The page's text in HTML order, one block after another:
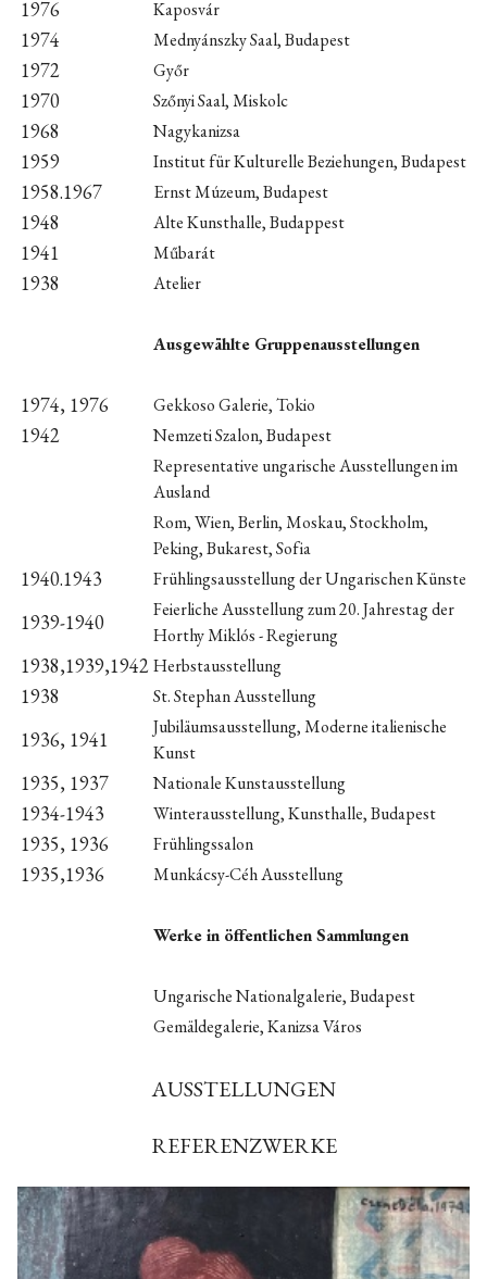
1976 Kaposvár
1974 Mednyánszky Saal, Budapest
1972 Győr
1970 Szőnyi Saal, Miskolc
1968 Nagykanizsa
1959 Institut für Kulturelle Beziehungen, Budapest
1958.1967 Ernst Múzeum, Budapest
1948 Alte Kunsthalle, Budappest
1941 Műbarát
1938 Atelier
Ausgewählte Gruppenausstellungen
1974, 1976 Gekkoso Galerie, Tokio
1942
Nemzeti Szalon, Budapest
Representative ungarische Ausstellungen im
Ausland
Rom, Wien, Berlin, Moskau, Stockholm,
Peking, Bukarest, Sofia
1940.1943 Frühlingsausstellung der Ungarischen Künste
1939-1940
Feierliche Ausstellung zum 20. Jahrestag der
Horthy Miklós - Regierung
1938,1939,1942Herbstausstellung
1938 St. Stephan Ausstellung
1936, 1941
Jubiläumsausstellung, Moderne italienische
Kunst
1935, 1937 Nationale Kunstausstellung
1934-1943 Winterausstellung, Kunsthalle, Budapest
1935, 1936 Frühlingssalon
1935,1936 Munkácsy-Céh Ausstellung
Werke in öffentlichen Sammlungen
Ungarische Nationalgalerie, Budapest
Gemäldegalerie, Kanizsa Város
AUSSTELLUNGEN
REFERENZWERKE